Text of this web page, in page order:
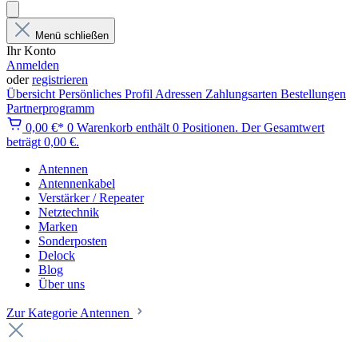
Menü schließen
Ihr Konto
Anmelden
oderregistrieren
Übersicht Persönliches Profil Adressen Zahlungsarten Bestellungen
Partnerprogramm
0,00 €* 0 Warenkorb enthält 0 Positionen. Der Gesamtwert
beträgt 0,00 €.
Antennen
Antennenkabel
Verstärker / Repeater
Netztechnik
Marken
Sonderposten
Delock
Blog
Über uns
Zur Kategorie Antennen